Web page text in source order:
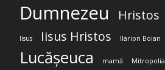
Dumnezeu Hristos
Iisus Iisus Hristos Ilarion Boian
Lucășeuca mamă Mitropolia